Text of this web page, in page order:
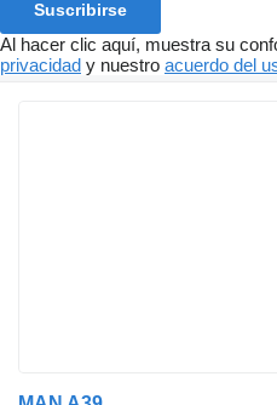
Suscribirse
Al hacer clic aquí, muestra su
privacidad y nuestro acuerdo del